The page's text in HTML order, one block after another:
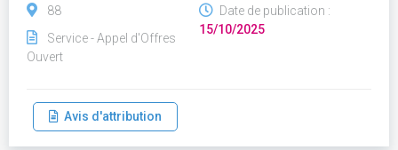
88
Service - Appel d'Offres
Ouvert
Date de publication :
15/10/2025
Avis d'attribution